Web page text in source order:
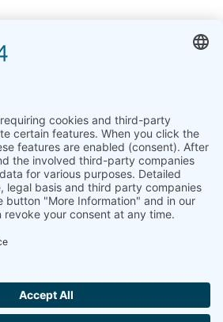
Hallo ich bin LINAI! Wie kann ich dir